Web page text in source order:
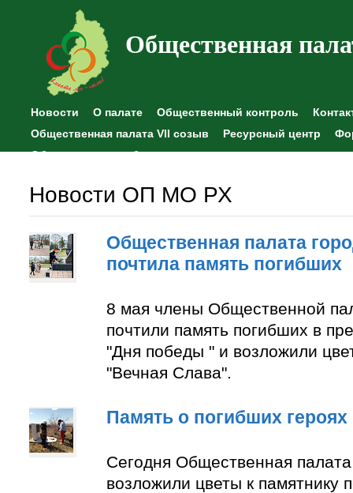
Общественная
Новости О палате Общественный контроль
Общественная палата VII созыв
Ресурсный центр
Общественные наблюдения
Новости ОП МО РХ
Общественная палата
почтила память погибших
8 мая члены Общественной
почтили память погибших в
"Дня победы " и возложили
"Вечная Слава".
Память о погибших героях
Сегодня Общественная
возложили цветы к памятнику